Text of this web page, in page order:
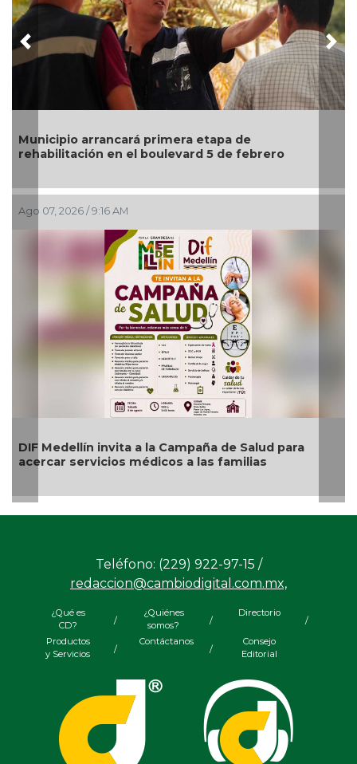
primera etapa de
el boulevard 5 de febrero
AM
a la Campaña de Salud para
médicos a las familias
normal?
Ago 07, 2026 / 7:00
Previous
redaccion@cambiodigital.com.mx,
¿Qué es
Directorio
Contáctanos
Consejo
Editorial